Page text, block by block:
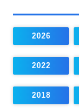
2026
2022
2018